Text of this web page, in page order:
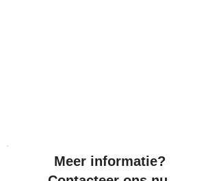
Meer informatie?